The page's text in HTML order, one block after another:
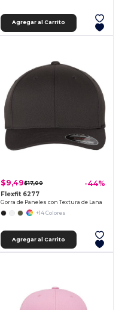
Agregar al Carrito
$9,49$17,00 -44%
Flexfit 6277
Gorra de Paneles con Textura de Lana
+14 Colores
Agregar al Carrito